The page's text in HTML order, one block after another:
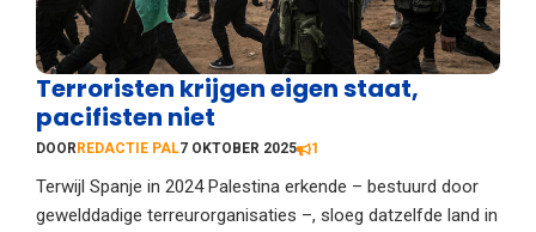
Terroristen krijgen eigen staat,
pacifisten niet
DOOR REDACTIE PAL7 OKTOBER 2025 1
Terwijl Spanje in 2024 Palestina erkende – bestuurd door
gewelddadige terreurorganisaties –, sloeg datzelfde land in